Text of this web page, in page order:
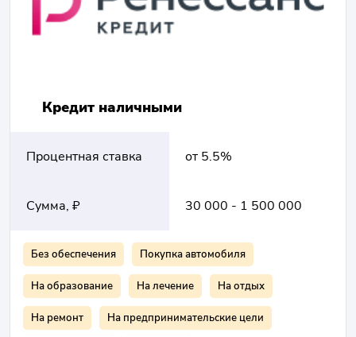
Кредит наличными
Процентная ставка от 5.5%
Сумма, ₽ 30 000 - 1 500 000
Без обеспечения Покупка автомобиля
На образование На лечение На отдых
На ремонт На предпринимательские цели